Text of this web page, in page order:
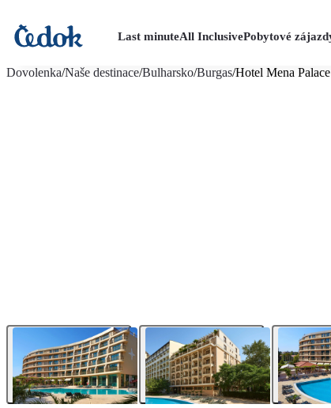
Last minuteAll InclusivePobytové
Dovolenka/Naše destinace/Bulharsko/Burgas/Hotel Mena Palace